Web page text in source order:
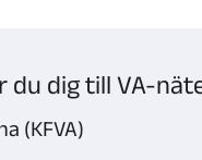
du dig till VA-
(KFVA)